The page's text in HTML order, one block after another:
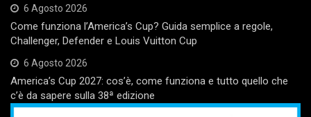
6 Agosto 2026
Come funziona l’America’s Cup? Guida semplice a regole,
Challenger, Defender e Louis Vuitton Cup
6 Agosto 2026
America’s Cup 2027: cos’è, come funziona e tutto quello che
c’è da sapere sulla 38ª edizione